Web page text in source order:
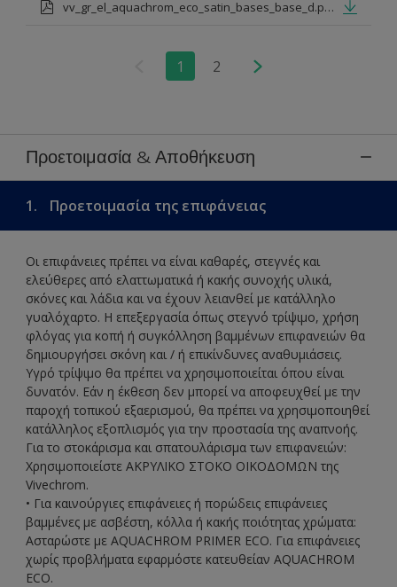
vv_gr_el_aquachrom_eco_satin_bases_base_d.pdf
1 2
Προετοιμασία & Αποθήκευση
1. Προετοιμασία της επιφάνειας
Οι επιφάνειες πρέπει να είναι καθαρές, στεγνές και
ελεύθερες από ελαττωματικά ή κακής συνοχής υλικά,
σκόνες και λάδια και να έχουν λειανθεί με κατάλληλο
γυαλόχαρτο. Η επεξεργασία όπως στεγνό τρίψιμο, χρήση
φλόγας για κοπή ή συγκόλληση βαμμένων επιφανειών θα
δημιουργήσει σκόνη και / ή επικίνδυνες αναθυμιάσεις.
Υγρό τρίψιμο θα πρέπει να χρησιμοποιείται όπου είναι
δυνατόν. Εάν η έκθεση δεν μπορεί να αποφευχθεί με την
παροχή τοπικού εξαερισμού, θα πρέπει να χρησιμοποιηθεί
κατάλληλος εξοπλισμός για την προστασία της αναπνοής.
Για το στοκάρισμα και σπατουλάρισμα των επιφανειών:
Χρησιμοποιείστε ΑΚΡΥΛΙΚΟ ΣΤΟΚΟ ΟΙΚΟΔΟΜΩΝ της
Vivechrom.
• Για καινούργιες επιφάνειες ή πορώδεις επιφάνειες
βαμμένες με ασβέστη, κόλλα ή κακής ποιότητας χρώματα:
Ασταρώστε με AQUACHROM PRIMER ECO. Για επιφάνειες
χωρίς προβλήματα εφαρμόστε κατευθείαν AQUACHROM
ECO.